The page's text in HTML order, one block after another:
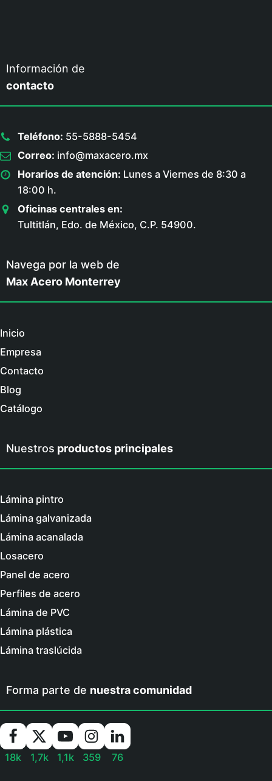
Información de
contacto
Teléfono: 55-5888-5454
Correo: info@maxacero.mx
Horarios de atención: Lunes a Viernes de 8:30 a
18:00 h.
Oficinas centrales en:
Tultitlán, Edo. de México, C.P. 54900.
Navega por la web de
Max Acero Monterrey
Inicio
Empresa
Contacto
Blog
Catálogo
Nuestros productos principales
Lámina pintro
Lámina galvanizada
Lámina acanalada
Losacero
Panel de acero
Perfiles de acero
Lámina de PVC
Lámina plástica
Lámina traslúcida
Forma parte de nuestra comunidad
18k 1,7k 1,1k 359 76